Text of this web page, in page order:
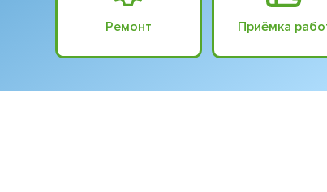
Ремонт Приёмка